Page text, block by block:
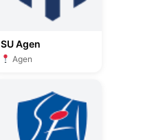
SU Agen
Agen